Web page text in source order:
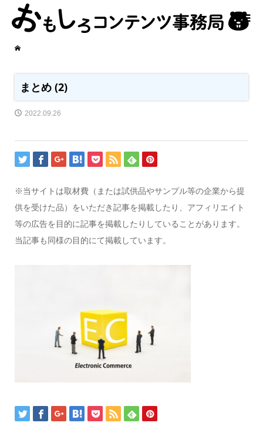
まとめ (2)
2022.09.26
※当サイトは取材費（または試供品やサンプル等の企業から提
供を受けた品）をいただき記事を掲載したり、アフィリエイト
等の広告を目的に記事を掲載したりしていることがあります。
当記事も同様の目的にて掲載しています。